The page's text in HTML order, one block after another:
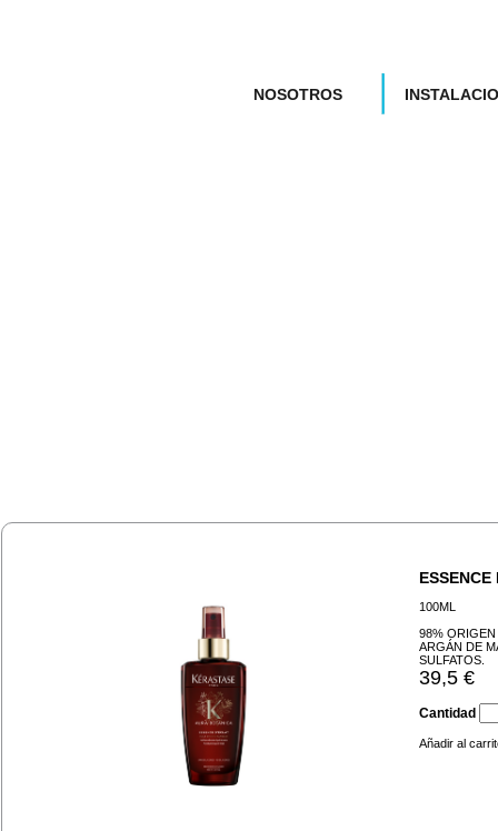
NOSOTROS
ESSENCE
100ML
98%
ARGÁN DE
SULFATOS.
39,5 €
Cantidad
Añadir al